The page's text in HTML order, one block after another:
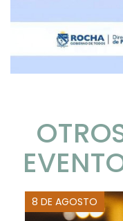
8 DE AGOSTO